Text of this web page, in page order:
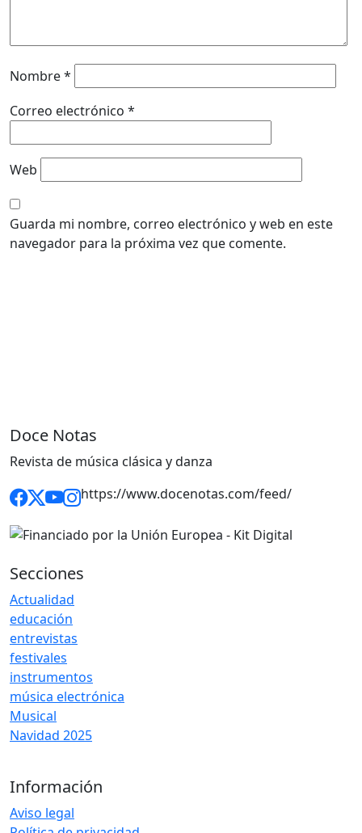
Nombre*
Correo electrónico *
Web
Guarda mi nombre, correo electrónico y web en este
navegador para la próxima vez que comente.
Doce Notas
Revista de música clásica y danza
https://www.docenotas.com/feed/
Secciones
Actualidad
educación
entrevistas
festivales
instrumentos
música electrónica
Musical
Navidad 2025
Información
Aviso legal